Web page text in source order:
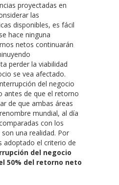
proyectadas en
las
disponibles, es fácil
hace ninguna
netos continuarán
perder la viabilidad
se vea afectado.
del negocio
antes de que el retorno
de que ambas áreas
mundial, al día
con los
una realidad. Por
adoptado el criterio de
del negocio
50% del retorno neto